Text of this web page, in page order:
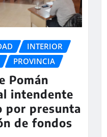
INTERIOR
PROVINCIA
Pomán
intendente
por presunta
de fondos